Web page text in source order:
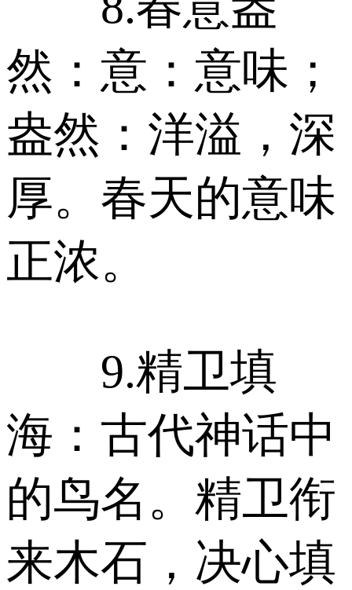
然：意：意味；
盎然：洋溢，深
厚。春天的意味
正浓。
9.精卫填
海：古代神话中
的鸟名。精卫衔
来木石，决心填